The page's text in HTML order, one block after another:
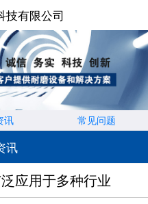
技有限公司
讯 常见问题
讯
应用于多种行业